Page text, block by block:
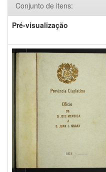
Conjunto de itens:
Pré-visualização